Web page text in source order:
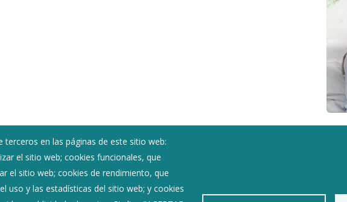
en las páginas de este sitio web:
el sitio web; cookies funcionales, que
el sitio web; cookies de rendimiento, que
uso y las estadísticas del sitio web; y cookiesCorporación Municipal